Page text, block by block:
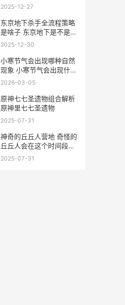
2025-12-27
东京地下杀手全流程策略
是啥子 东京地下是不是空
的
2025-12-30
小寒节气会出现哪种自然
现象 小寒节气会出现什么
自然现象
2026-03-05
原神七七圣遗物组合解析
原神里七七圣遗物
2025-07-31
神奇的丘丘人营地 奇怪的
丘丘人会在这个时间段出
没
2025-07-31